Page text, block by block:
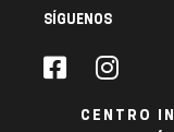
SÍGUENOS
CENTRO